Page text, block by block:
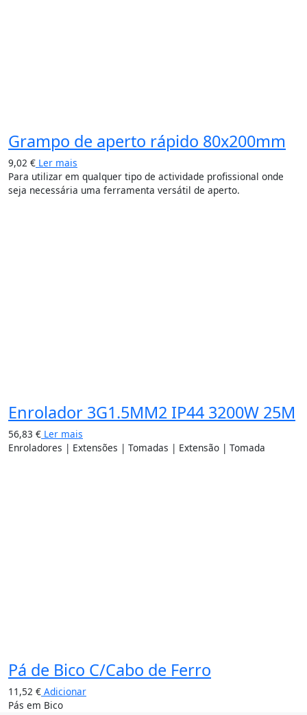
Grampo de aperto rápido 80x200mm
9,02 € Ler mais
Para utilizar em qualquer tipo de actividade profissional onde
seja necessária uma ferramenta versátil de aperto.
Enrolador 3G1.5MM2 IP44 3200W 25M
56,83 € Ler mais
Enroladores | Extensões | Tomadas | Extensão | Tomada
Pá de Bico C/Cabo de Ferro
11,52 € Adicionar
Pás em Bico